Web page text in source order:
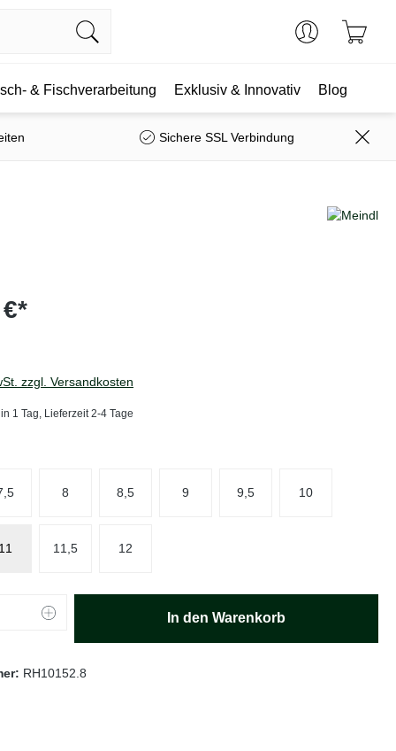
& Fischverarbeitung Exklusiv & Innovativ Blog
Sichere SSL Verbindung
zzgl. Versandkosten
1 Tag, Lieferzeit 2-4 Tage
8 8,5 9 9,5 10
11,5 12
Gib den gewünschten Wert ein
In den Warenkorb
RH10152.8